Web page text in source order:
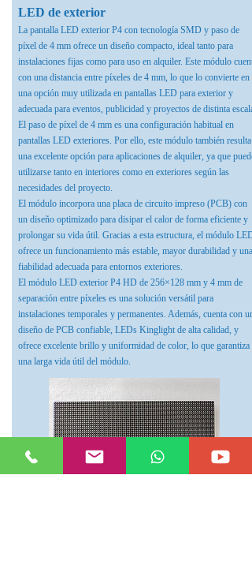
LED de exterior
La pantalla LED exterior P4 con tecnología SMD y paso de
píxel de 4 mm ofrece un diseño compacto, ideal tanto para
instalaciones fijas como para uso en alquiler. Este módulo cuenta
con una distancia entre píxeles de 4 mm, lo que lo convierte en
una opción muy utilizada en pantallas LED para exterior y
adecuada para eventos, publicidad y proyectos de distinta escala.​
El paso de píxel de 4 mm es una configuración habitual en
pantallas LED exteriores. Por ello, este módulo también resulta
una excelente opción para aplicaciones de alquiler, ya que puede
utilizarse tanto en interiores como en exteriores según las
necesidades del proyecto.​
El módulo incorpora una placa de circuito impreso (PCB) con
un diseño optimizado para disipar el calor de forma eficiente y
prolongar su vida útil. Gracias a esta estructura, el módulo LED
ofrece un funcionamiento más estable, mayor durabilidad y una
fiabilidad adecuada para entornos exteriores.​
El módulo LED exterior P4 HD de 256×128 mm y 4 mm de
separación entre píxeles es una solución versátil para
instalaciones temporales y permanentes. Además, cuenta con un
diseño de PCB confiable, LEDs Kinglight de alta calidad, y
ofrece excelente brillo y uniformidad de color, lo que garantiza
una larga vida útil del módulo.